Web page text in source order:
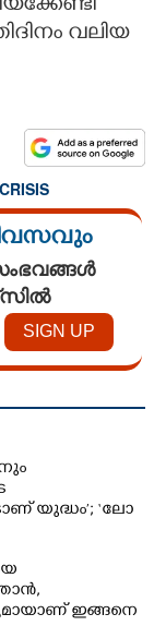
വലിയ
CRISIS
യുദ്ധം’; ‘ലോ
ഇങ്ങനെ